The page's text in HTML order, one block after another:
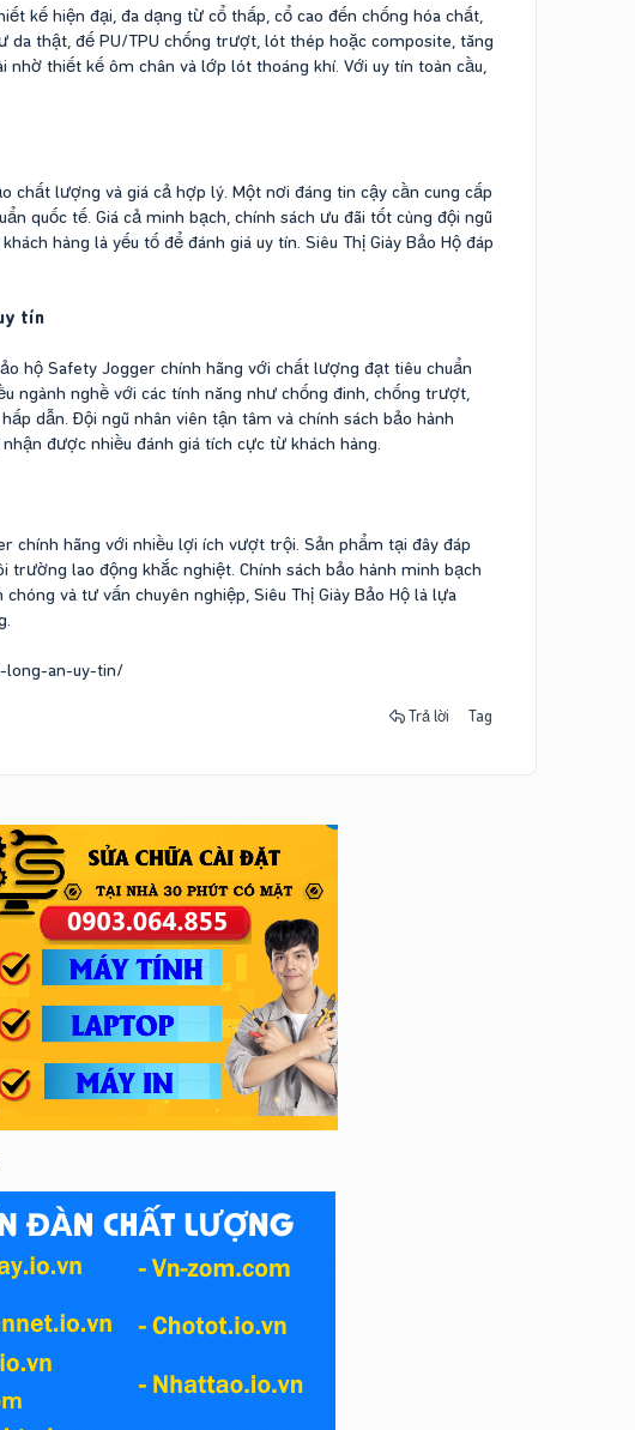
kế hiện đại, đa dạng từ cổ thấp, cổ cao đến chống hóa chất,
da thật, đế PU/TPU chống trượt, lót thép hoặc composite, tăng
thiết kế ôm chân và lớp lót thoáng khí. Với uy tín toàn cầu,
chất lượng và giá cả hợp lý. Một nơi đáng tin cậy cần cung cấp
quốc tế. Giá cả minh bạch, chính sách ưu đãi tốt cùng đội ngũ
hàng là yếu tố để đánh giá uy tín. Siêu Thị Giày Bảo Hộ đáp
tín
hộ Safety Jogger chính hãng với chất lượng đạt tiêu chuẩn
ngành nghề với các tính năng như chống đinh, chống trượt,
dẫn. Đội ngũ nhân viên tận tâm và chính sách bảo hành
được nhiều đánh giá tích cực từ khách hàng.
chính hãng với nhiều lợi ích vượt trội. Sản phẩm tại đây đáp
trường lao động khắc nghiệt. Chính sách bảo hành minh bạch
và tư vấn chuyên nghiệp, Siêu Thị Giày Bảo Hộ là lựa
long-an-uy-tin/
Trả lời Tag